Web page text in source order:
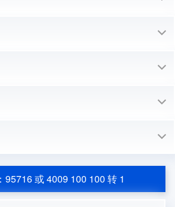
95716 或 4009 100 100 转 1